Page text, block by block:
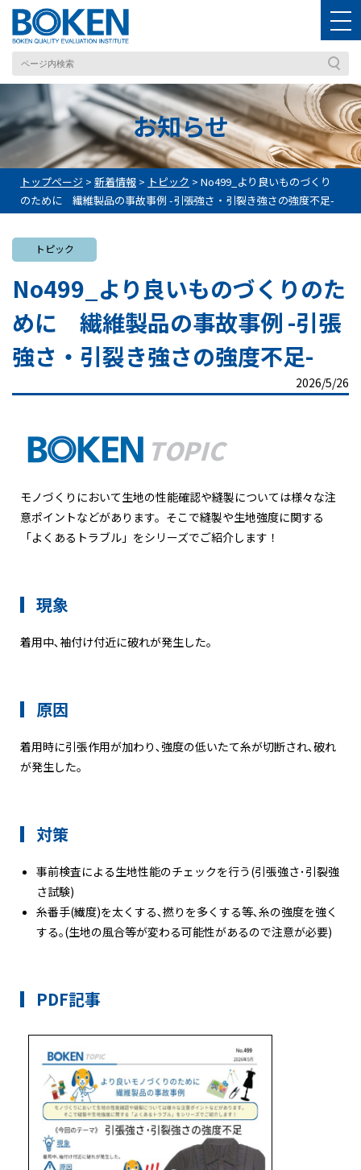
お知らせ
トップページ > 新着情報 > トピック > No499_より良いものづくり
のために 繊維製品の事故事例 -引張強さ・引裂き強さの強度不足-
トピック
No499_より良いものづくりのた
めに 繊維製品の事故事例 -引張
強さ・引裂き強さの強度不足-
2026/5/26
モノづくりにおいて生地の性能確認や縫製については様々な注
意ポイントなどがあります。そこで縫製や生地強度に関する
「よくあるトラブル」をシリーズでご紹介します！
現象
着用中､袖付け付近に破れが発生した｡
原因
着用時に引張作用が加わり､強度の低いたて糸が切断され､破れ
が発生した｡
対策
事前検査による生地性能のチェックを行う(引張強さ･引裂強
さ試験)
糸番手(繊度)を太くする､撚りを多くする等､糸の強度を強く
する｡(生地の風合等が変わる可能性があるので注意が必要)
PDF記事